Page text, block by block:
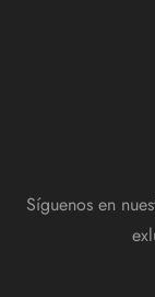
Síguenos en